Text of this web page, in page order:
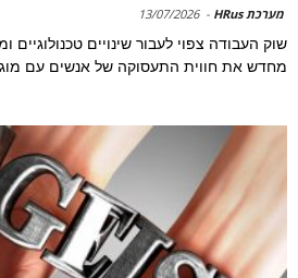
מערכת HRus -
13/07/2026
שוק העבודה צפוי לעבור שינויים טכנולוגיים
מחדש את חווית התעסוקה של אנשים עם